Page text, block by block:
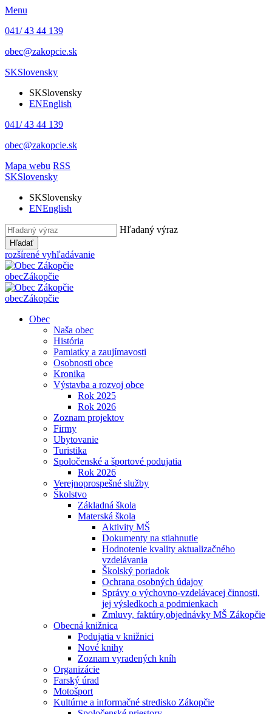
Menu
041/ 43 44 139
obec@zakopcie.sk
SKSlovensky
SKSlovensky
ENEnglish
041/ 43 44 139
obec@zakopcie.sk
Mapa webu RSS
SKSlovensky
SKSlovensky
ENEnglish
Hľadaný výraz
Hľadať
rozšírené vyhľadávanie
obecZákopčie
obecZákopčie
Obec
Naša obec
História
Pamiatky a zaujímavosti
Osobnosti obce
Kronika
Výstavba a rozvoj obce
Rok 2025
Rok 2026
Zoznam projektov
Firmy
Ubytovanie
Turistika
Spoločenské a športové podujatia
Rok 2026
Verejnoprospešné služby
Školstvo
Základná škola
Materská škola
Aktivity MŠ
Dokumenty na stiahnutie
Hodnotenie kvality aktualizačného
vzdelávania
Školský poriadok
Ochrana osobných údajov
Správy o výchovno-vzdelávacej činnosti,
jej výsledkoch a podmienkach
Zmluvy, faktúry,objednávky MŠ Zákopčie
Obecná knižnica
Podujatia v knižnici
Nové knihy
Zoznam vyradených kníh
Organizácie
Farský úrad
Motošport
Kultúrne a informačné stredisko Zákopčie